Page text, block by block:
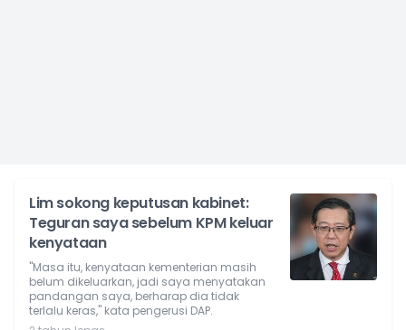
Lim sokong keputusan kabinet:
Teguran saya sebelum KPM keluar
kenyataan
"Masa itu, kenyataan kementerian masih
belum dikeluarkan, jadi saya menyatakan
pandangan saya, berharap dia tidak
terlalu keras," kata pengerusi DAP.